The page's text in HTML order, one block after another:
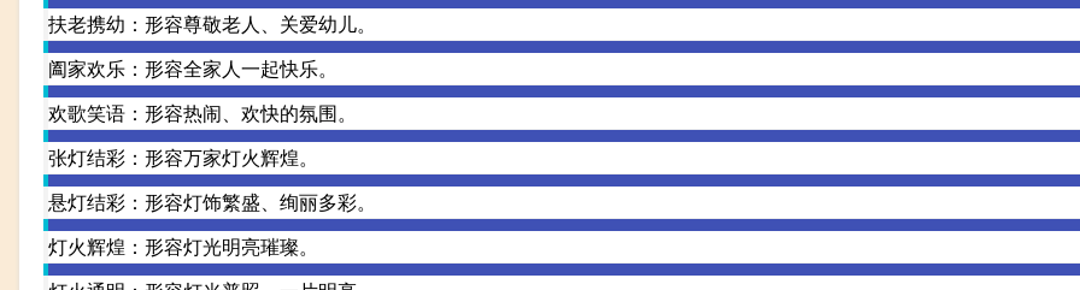
扶老携幼：形容尊敬老人、关爱幼儿。
阖家欢乐：形容全家人一起快乐。
欢歌笑语：形容热闹、欢快的氛围。
张灯结彩：形容万家灯火辉煌。
悬灯结彩：形容灯饰繁盛、绚丽多彩。
灯火辉煌：形容灯光明亮璀璨。